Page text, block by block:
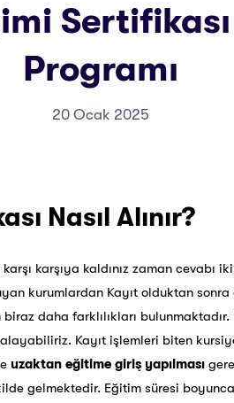
Programı
20 Ocak 2025
Nasıl Alınır?
karşıya kaldınız zaman
kurumlardan Kayıt olduktan
daha farklılıkları
Kayıt işlemleri biten
uzaktan eğitime giriş yapılması
gelmektedir. Eğitim süresi